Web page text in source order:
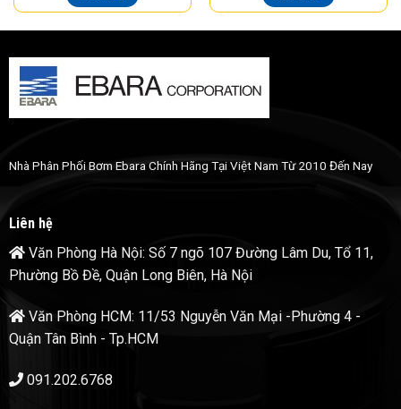
Nhà Phân Phối Bơm Ebara Chính Hãng Tại Việt Nam Từ 2010 Đến Nay
Liên hệ
Văn Phòng Hà Nội: Số 7 ngõ 107 Đường Lâm Du, Tổ 11,
Phường Bồ Đề, Quận Long Biên, Hà Nội
Văn Phòng HCM: 11/53 Nguyễn Văn Mại -Phường 4 -
Quận Tân Bình - Tp.HCM
091.202.6768